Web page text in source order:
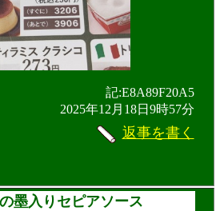
記:E8A89F20A5
2025年12月18日9時57分
返事を書く
墨入りセピアソース